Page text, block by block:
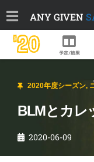
ANY GIVEN
'20 予定/結果
2020年度シーズン,
BLMとカレ
2020-06-09